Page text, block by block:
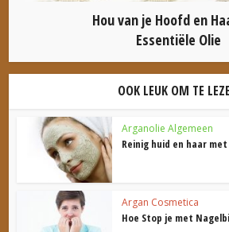
Hou van je Hoofd en
Essentiële Olie
OOK LEUK OM TE
Arganolie Algemeen
Reinig huid en haar
Argan Cosmetica
Hoe Stop je met